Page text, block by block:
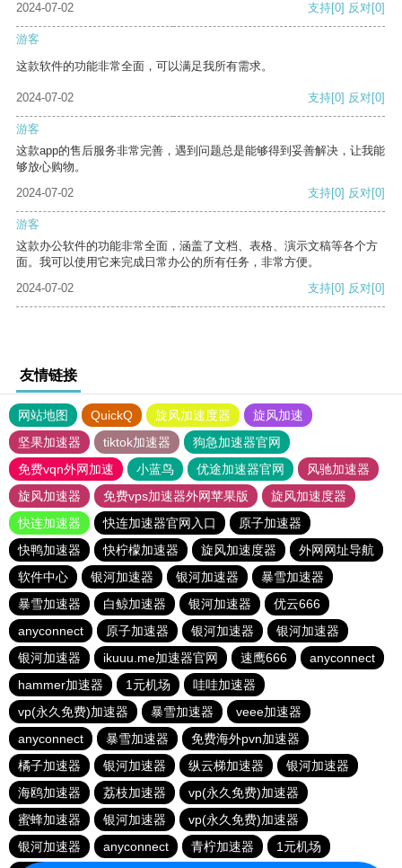
2024-07-02 支持[0] 反对[0]
游客
这款软件的功能非常全面，可以满足我所有需求。
2024-07-02 支持[0] 反对[0]
游客
这款app的售后服务非常完善，遇到问题总是能够得到妥善解决，让我能
够放心购物。
2024-07-02
支持[0] 反对[0]
游客
这款办公软件的功能非常全面，涵盖了文档、表格、演示文稿等各个方
面。我可以使用它来完成日常办公的所有任务，非常方便。
2024-07-02
支持[0] 反对[0]
友情链接
网站地图 QuickQ 旋风加速度器
旋风加速
坚果加速器
tiktok加速器
狗急加速器官网
免费vqn外网加速
小蓝鸟 优途加速器官网
风驰加速器
旋风加速器
免费vps加速器外网苹果版
旋风加速度器
快连加速器
快连加速器官网入口
原子加速器
快鸭加速器
快柠檬加速器 旋风加速度器
外网网址导航
软件中心
银河加速器 银河加速器
暴雪加速器
暴雪加速器
白鲸加速器 银河加速器
优云666
anyconnect
原子加速器 银河加速器
银河加速器
银河加速器
ikuuu.me加速器官网 速鹰666
anyconnect
hammer加速器
1元机场
哇哇加速器
vp(永久免费)加速器
暴雪加速器
veee加速器
anyconnect
暴雪加速器
免费海外pvn加速器
橘子加速器
银河加速器 纵云梯加速器
银河加速器
海鸥加速器
荔枝加速器
vp(永久免费)加速器
蜜蜂加速器
银河加速器
vp(永久免费)加速器
银河加速器
anyconnect 青柠加速器
1元机场